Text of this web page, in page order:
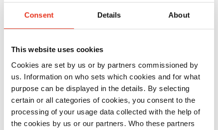
Consent Details About
This website uses cookies
Cookies are set by us or by partners commissioned by
us. Information on who sets which cookies and for what
purpose can be displayed in the details. By selecting
certain or all categories of cookies, you consent to the
processing of your usage data collected with the help of
the cookies by us or our partners. Who these partners
SECURIO
B24 - 5,8
mm